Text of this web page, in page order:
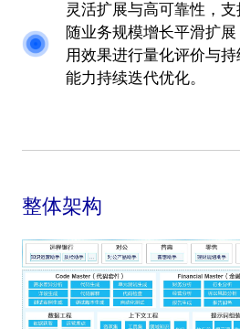
灵活扩展与高可靠性，
随业务规模增长平滑扩
用效果进行量化评价与
能力持续迭代优化。
整体架构